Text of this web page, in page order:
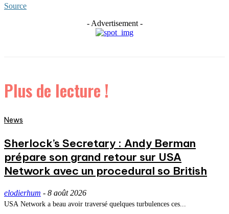
Source
- Advertisement -
Plus de lecture !
News
Sherlock’s Secretary : Andy Berman
prépare son grand retour sur USA
Network avec un procedural so British
elodierhum - 8 août 2026
USA Network a beau avoir traversé quelques turbulences ces...